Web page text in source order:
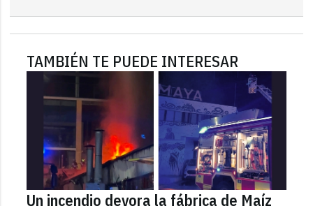
TAMBIÉN TE PUEDE INTERESAR
Un incendio devora la fábrica de Maíz